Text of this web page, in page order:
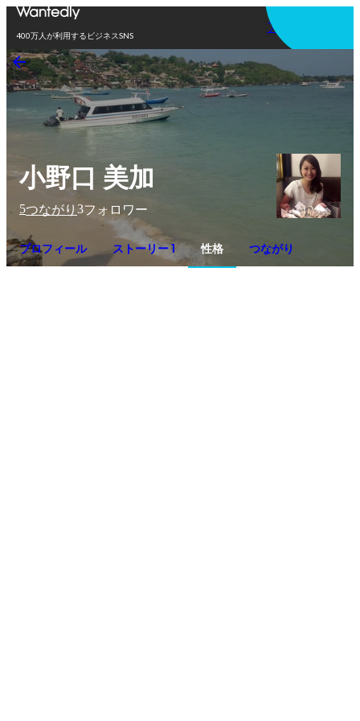
400万人が利用するビジネスSNS
アプリを使う
小野口 美加
5つながり 3フォロワー
プロフィール ストーリー 1 性格 つながり